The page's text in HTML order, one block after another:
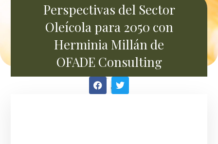
Perspectivas del Sector
Oleícola para 2050 con
Herminia Millán de
OFADE Consulting